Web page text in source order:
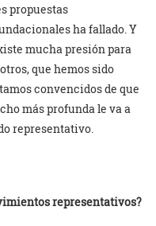
propuestas
ha fallado. Y
mucha presión para
que hemos sido
convencidos de que
más profunda le va a
representativo.
representativos?